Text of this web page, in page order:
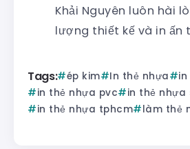
Khải Nguyên luôn hài
lượng thiết kế và in ấn
Tags: ép kim In thẻ nhựa
in thẻ nhựa pvc
in thẻ
in thẻ nhựa tphcm
làm thẻ